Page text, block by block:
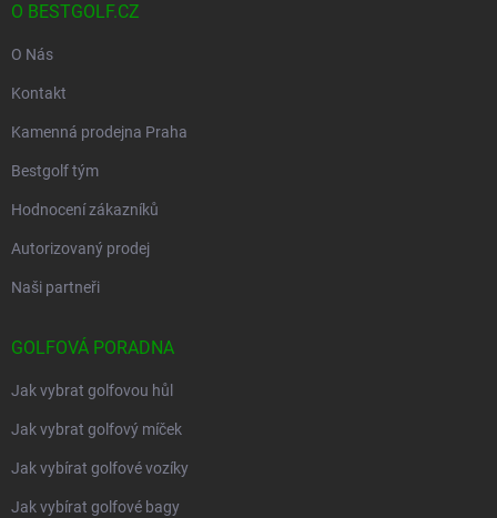
O BESTGOLF.CZ
O Nás
Kontakt
Kamenná prodejna Praha
Bestgolf tým
Hodnocení zákazníků
Autorizovaný prodej
Naši partneři
GOLFOVÁ PORADNA
Jak vybrat golfovou hůl
Jak vybrat golfový míček
Jak vybírat golfové vozíky
Jak vybírat golfové bagy